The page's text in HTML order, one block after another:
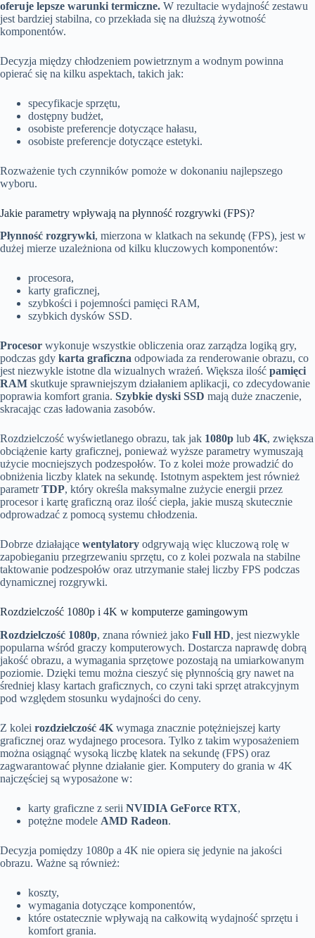
oferuje lepsze warunki termiczne. W rezultacie wydajność zestawu
jest bardziej stabilna, co przekłada się na dłuższą żywotność
komponentów.
Decyzja między chłodzeniem powietrznym a wodnym powinna
opierać się na kilku aspektach, takich jak:
specyfikacje sprzętu,
dostępny budżet,
osobiste preferencje dotyczące hałasu,
osobiste preferencje dotyczące estetyki.
Rozważenie tych czynników pomoże w dokonaniu najlepszego
wyboru.
Jakie parametry wpływają na płynność rozgrywki (FPS)?
Płynność rozgrywki, mierzona w klatkach na sekundę (FPS), jest w
dużej mierze uzależniona od kilku kluczowych komponentów:
procesora,
karty graficznej,
szybkości i pojemności pamięci RAM,
szybkich dysków SSD.
Procesor wykonuje wszystkie obliczenia oraz zarządza logiką gry,
podczas gdy karta graficzna odpowiada za renderowanie obrazu, co
jest niezwykle istotne dla wizualnych wrażeń. Większa ilość pamięci
RAM skutkuje sprawniejszym działaniem aplikacji, co zdecydowanie
poprawia komfort grania. Szybkie dyski SSD mają duże znaczenie,
skracając czas ładowania zasobów.
Rozdzielczość wyświetlanego obrazu, tak jak 1080p lub 4K, zwiększa
obciążenie karty graficznej, ponieważ wyższe parametry wymuszają
użycie mocniejszych podzespołów. To z kolei może prowadzić do
obniżenia liczby klatek na sekundę. Istotnym aspektem jest również
parametrTDP, który określa maksymalne zużycie energii przez
procesor i kartę graficzną oraz ilość ciepła, jakie muszą skutecznie
odprowadzać z pomocą systemu chłodzenia.
Dobrze działające wentylatory odgrywają więc kluczową rolę w
zapobieganiu przegrzewaniu sprzętu, co z kolei pozwala na stabilne
taktowanie podzespołów oraz utrzymanie stałej liczby FPS podczas
dynamicznej rozgrywki.
Rozdzielczość 1080p i 4K w komputerze gamingowym
Rozdzielczość 1080p, znana również jako Full HD, jest niezwykle
popularna wśród graczy komputerowych. Dostarcza naprawdę dobrą
jakość obrazu, a wymagania sprzętowe pozostają na umiarkowanym
poziomie. Dzięki temu można cieszyć się płynnością gry nawet na
średniej klasy kartach graficznych, co czyni taki sprzęt atrakcyjnym
pod względem stosunku wydajności do ceny.
Z kolei rozdzielczość 4K wymaga znacznie potężniejszej karty
graficznej oraz wydajnego procesora. Tylko z takim wyposażeniem
można osiągnąć wysoką liczbę klatek na sekundę (FPS) oraz
zagwarantować płynne działanie gier. Komputery do grania w 4K
najczęściej są wyposażone w:
karty graficzne z serii NVIDIA GeForce RTX,
potężne modele AMD Radeon.
Decyzja pomiędzy 1080p a 4K nie opiera się jedynie na jakości
obrazu. Ważne są również:
koszty,
wymagania dotyczące komponentów,
które ostatecznie wpływają na całkowitą wydajność sprzętu i
komfort grania.